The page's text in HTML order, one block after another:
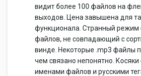
видит более 100 файлов на
выходов. Цена завышена для
функционала. Странный режим
файлов, не совпадающий с
винде. Некоторые .mp3 файлы
чем связано непонятно. Косяки
именами файлов и русскими